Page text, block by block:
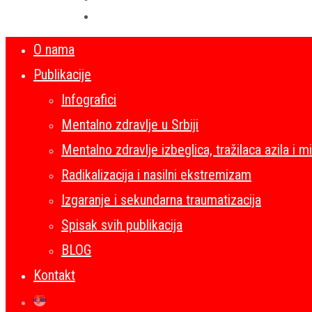
O nama
Publikacije
Infografici
Mentalno zdravlje u Srbiji
Mentalno zdravlje izbeglica, tražilaca azila i
Radikalizacija i nasilni ekstremizam
Izgaranje i sekundarna traumatizacija
Spisak svih publikacija
BLOG
Kontakt